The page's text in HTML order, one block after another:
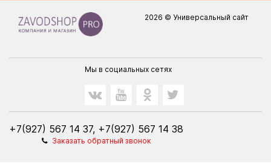
2026 © Универсальный сайт
Мы в социальных сетях
+7(927) 567 14 37, +7(927) 567 14 38
Заказать обратный звонок